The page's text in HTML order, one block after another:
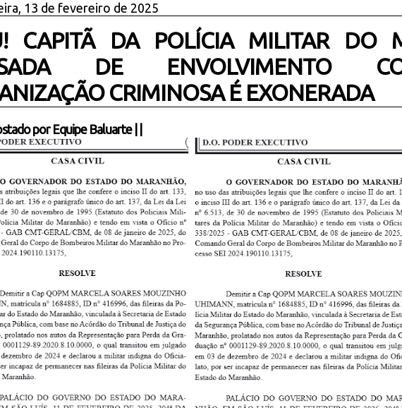
13 de fevereiro de 2025
CAPITÃ DA POLÍCIA MILITAR DO
DE ENVOLVIMENTO
CRIMINOSA É EXONERADA
por Equipe Baluarte